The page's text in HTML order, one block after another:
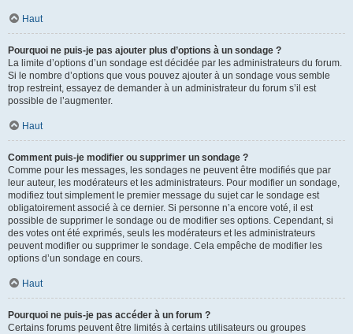
Haut
Pourquoi ne puis-je pas ajouter plus d’options à un sondage ?
La limite d’options d’un sondage est décidée par les administrateurs du forum.
Si le nombre d’options que vous pouvez ajouter à un sondage vous semble
trop restreint, essayez de demander à un administrateur du forum s’il est
possible de l’augmenter.
Haut
Comment puis-je modifier ou supprimer un sondage ?
Comme pour les messages, les sondages ne peuvent être modifiés que par
leur auteur, les modérateurs et les administrateurs. Pour modifier un sondage,
modifiez tout simplement le premier message du sujet car le sondage est
obligatoirement associé à ce dernier. Si personne n’a encore voté, il est
possible de supprimer le sondage ou de modifier ses options. Cependant, si
des votes ont été exprimés, seuls les modérateurs et les administrateurs
peuvent modifier ou supprimer le sondage. Cela empêche de modifier les
options d’un sondage en cours.
Haut
Pourquoi ne puis-je pas accéder à un forum ?
Certains forums peuvent être limités à certains utilisateurs ou groupes